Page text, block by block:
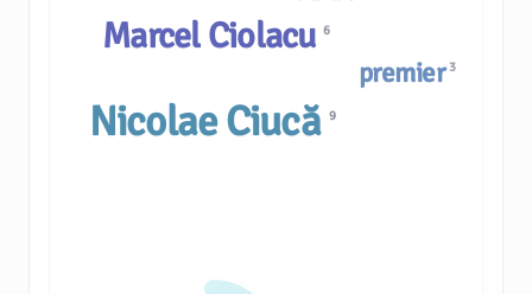
Marcel Ciolacu 6
premier3
Nicolae Ciucă 9